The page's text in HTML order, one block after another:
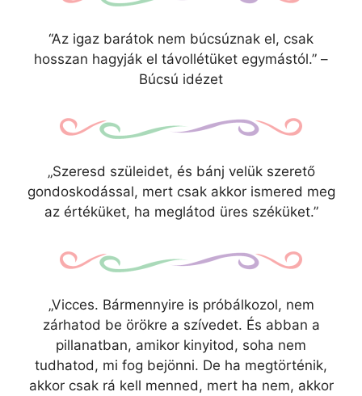
“Az igaz barátok nem búcsúznak el, csak
hosszan hagyják el távollétüket egymástól.” –
Búcsú idézet
„Szeresd szüleidet, és bánj velük szerető
gondoskodással, mert csak akkor ismered meg
az értéküket, ha meglátod üres széküket.”
„Vicces. Bármennyire is próbálkozol, nem
zárhatod be örökre a szívedet. És abban a
pillanatban, amikor kinyitod, soha nem
tudhatod, mi fog bejönni. De ha megtörténik,
akkor csak rá kell menned, mert ha nem, akkor